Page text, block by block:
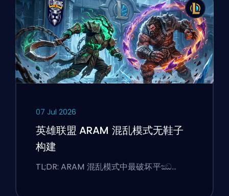
07 Jul 2026
英雄联盟 ARAM 混乱模式无鞋子
构建
TL;DR: ARAM 混乱模式中最破坏平ඣ…